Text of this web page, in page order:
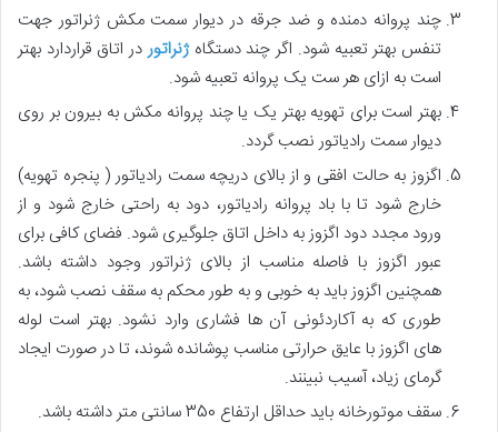
چند پروانه دمنده و ضد جرقه در دیوار سمت مکش ژنراتور جهت
تنفس بهتر تعبیه شود. اگر چند دستگاه ژنراتوردر اتاق قراردارد بهتر
است به ازای هر ست یک پروانه تعبیه شود.
بهتر است برای تهویه بهتر یک یا چند پروانه مکش به بیرون بر روی
دیوار سمت رادیاتور نصب گردد.
اگزوز به حالت افقی و از بالای دریچه سمت رادیاتور ( پنجره تهویه)
خارج شود تا با باد پروانه رادیاتور، دود به راحتی خارج شود و از
ورود مجدد دود اگزوز به داخل اتاق جلوگیری شود. فضای کافی برای
عبور اگزوز با فاصله مناسب از بالای ژنراتور وجود داشته باشد.
همچنین اگزوز باید به خوبی و به طورمحکم به سقف نصب شود، به
طوری که به آکاردئونی آن ها فشاری وارد نشود. بهتر است لوله
های اگزوز با عایق حرارتی مناسب پوشانده شوند، تا در صورت ایجاد
گرمای زیاد، آسیب نبینند.
سقف موتورخانه باید حداقل ارتفاع 350 سانتی متر داشته باشد.